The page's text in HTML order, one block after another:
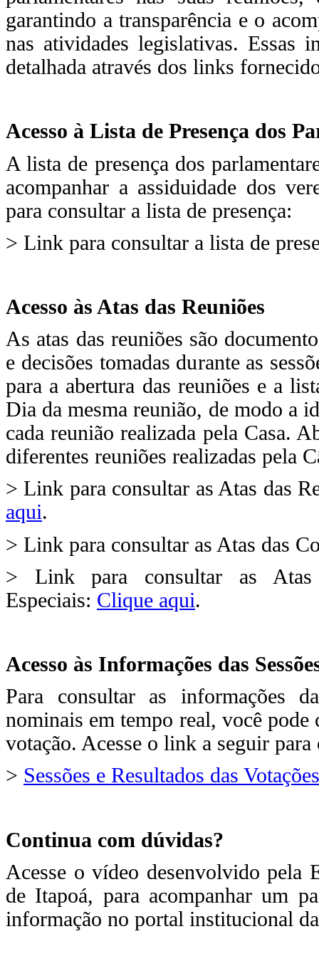
garantindo a transparência e o
nas atividades legislativas. Essas
detalhada através dos links
Acesso à Lista de Presença dos
A lista de presença dos
acompanhar a assiduidade dos
para consultar a lista de presença:
> Link para consultar a lista de
Acesso às Atas das Reuniões
As atas das reuniões são
e decisões tomadas durante as
para a abertura das reuniões e a
Dia da mesma reunião, de modo a
cada reunião realizada pela Casa.
diferentes reuniões realizadas pela
> Link para consultar as Atas das
aqui.
> Link para consultar as Atas das
> Link para consultar as Atas
Especiais: Clique aqui.
Acesso às Informações das
Para consultar as informações
nominais em tempo real, você
votação. Acesse o link a seguir para
> Sessões e Resultados das
Continua com dúvidas?
Acesse o vídeo desenvolvido pela
de Itapoá, para acompanhar um
informação no portal institucional